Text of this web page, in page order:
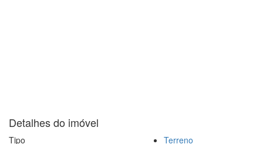
Detalhes do imóvel
Tipo
Terreno